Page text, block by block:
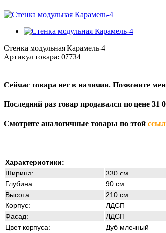
Стенка модульная Карамель-4
Артикул товара: 07734
Сейчас товара нет в наличии. Позвоните
Последний раз товар продавался по цене 31
Смотрите аналогичные товары по этой
Характеристики:
Ширина:
330 см
Глубина:
90 см
Высота:
210 см
Корпус:
ЛДСП
Фасад:
ЛДСП
Цвет корпуса:
Дуб млечный